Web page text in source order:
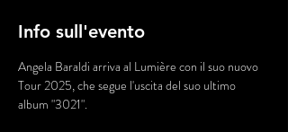
Info sull'evento
Angela Baraldi arriva al Lumière con il suo nuovo
Tour 2025, che segue l'uscita del suo ultimo
album "3021".